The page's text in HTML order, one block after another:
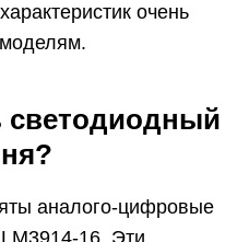
очень
светодиодный
аналого-цифровые